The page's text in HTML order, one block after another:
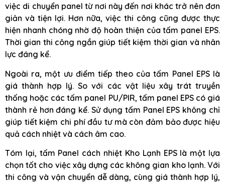
việc di chuyển panel từ nơi này đến nơi khác trở nên đơn
giản và tiện lợi. Hơn nữa, việc thi công cũng được thực
hiện nhanh chóng nhờ độ hoàn thiện của tấm panel EPS.
Thời gian thi công ngắn giúp tiết kiệm thời gian và nhân
lực đáng kể.
Ngoài ra, một ưu điểm tiếp theo của tấm Panel EPS là
giá thành hợp lý. So với các vật liệu xây trát truyền
thống hoặc các tấm panel PU/PIR, tấm panel EPS có giá
thành rẻ hơn đáng kể. Sử dụng tấm Panel EPS không chỉ
giúp tiết kiệm chi phí đầu tư mà còn đảm bảo được hiệu
quả cách nhiệt và cách âm cao.
Tóm lại, tấm Panel cách nhiệt Kho Lạnh EPS là một lựa
chọn tốt cho việc xây dựng các không gian kho lạnh. Với
thi công và vận chuyển dễ dàng, cùng giá thành hợp lý,